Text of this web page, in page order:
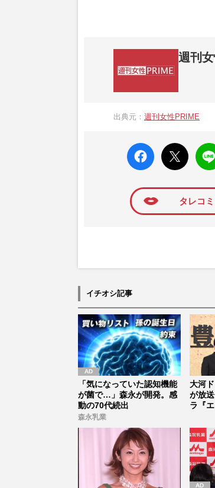
週刊
か、女性週刊誌『週刊女性
出典元： 週刊女性PRIME
faceboo
k いい
ね
X ポス
ト
LINE
タレコ
イチオシ記事
「気になっていた認知機能
が菌で…」森永が開発。感
動の70代続出
森永乳業
大河
が放
ラ『